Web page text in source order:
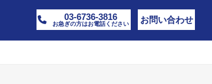
03-6736-3816
お急ぎの方はお電話ください お問い合わせ